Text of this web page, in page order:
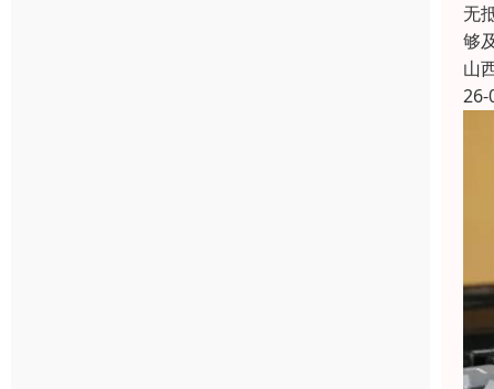
无
够
山
26-